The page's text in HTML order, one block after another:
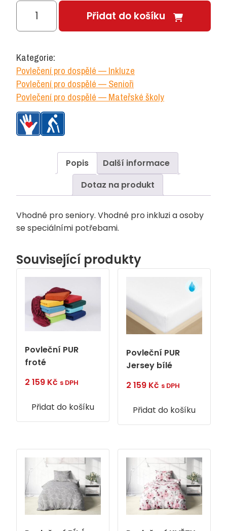
Povlečení
BAREVNÉ
množství
Přidat do košíku
Kategorie:
Povlečení pro dospělé — Inkluze
Povlečení pro dospělé — Senioři
Povlečení pro dospělé — Mateřské školy
Popis
Další informace
Dotaz na produkt
Vhodné pro seniory. Vhodné pro inkluzi a osoby
se speciálními potřebami.
Související produkty
Povleční PUR
froté
2 159 Kč s DPH
Přidat do košíku
Povleční PUR
Jersey bílé
2 159 Kč s DPH
Přidat do košíku